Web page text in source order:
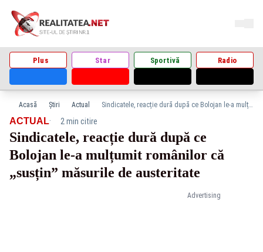
Plus Star Sportivă Radio
Acasă Știri Actual Sindicatele, reacție dură după ce Bolojan le-a mulțumit românilor că „susțin” măsurile de austeritate
Advertising
ACTUAL· 2 min citire
Sindicatele, reacție dură după ce
Bolojan le-a mulțumit românilor că
„susțin” măsurile de austeritate